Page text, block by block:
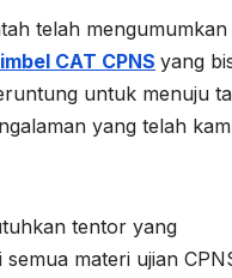
telah mengumumkan
CAT CPNS yang
untuk menuju
yang telah
tentor yang
materi ujian